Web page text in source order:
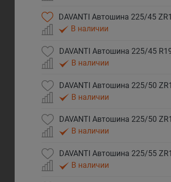
DAVANTI Автошина 225/45
В наличии
DAVANTI Автошина 225/45
В наличии
DAVANTI Автошина 225/50
В наличии
DAVANTI Автошина 225/50
В наличии
DAVANTI Автошина 225/55
В наличии